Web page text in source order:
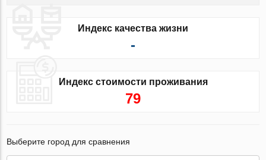
Индекс качества жизни
-
Индекс стоимости проживания
79
Выберите город для сравнения